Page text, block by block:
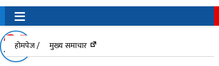
होमपेज / मुख्य समाचार